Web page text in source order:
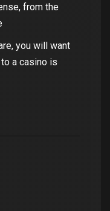
from the
you will want
a casino is